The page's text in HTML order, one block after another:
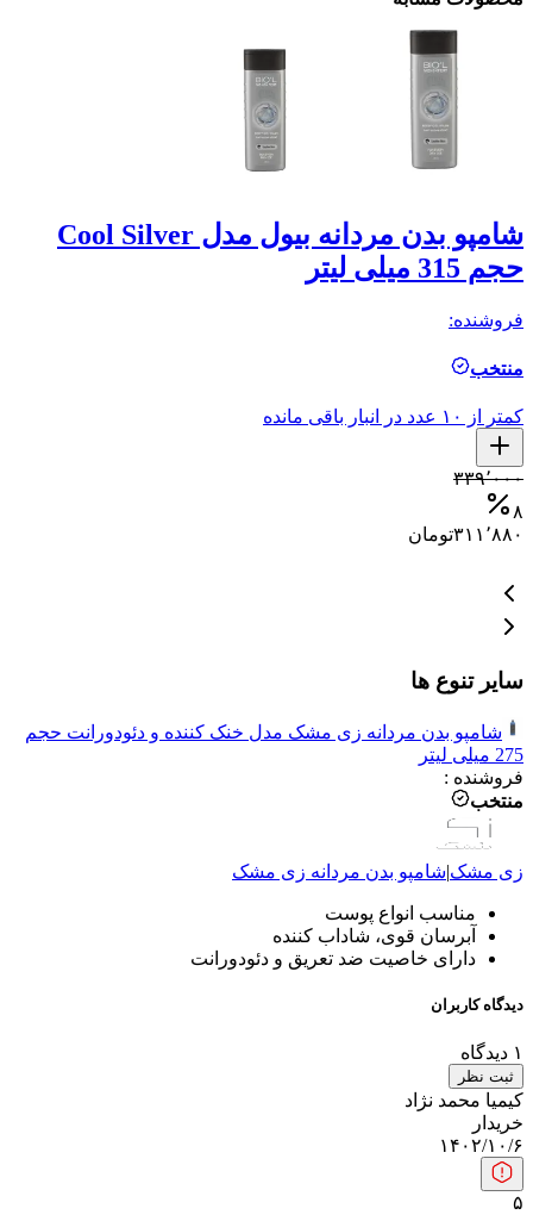
شامپو بدن مردانه بیول مدل Cool Silver
حجم 315 میلی لیتر
فروشنده:
منتخب
کمتر از ۱۰ عدد در انبار باقی مانده
۳۳۹٬۰۰۰
۸
۳۱۱٬۸۸۰تومان
سایر تنوع ها
شامپو بدن مردانه زی مشک مدل خنک کننده و دئودورانت حجم
275 میلی لیتر
فروشنده :
منتخب
زی مشک|شامپو بدن مردانه زی مشک
مناسب انواع پوست
آبرسان قوی، شاداب کننده
دارای خاصیت ضد تعریق و دئودورانت
دیدگاه کاربران
۱ دیدگاه
ثبت نظر
کیمیا محمد نژاد
خریدار
۱۴۰۲/۱۰/۶
۵